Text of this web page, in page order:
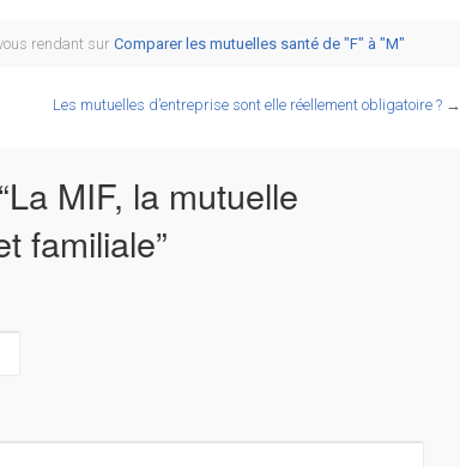
rendant sur Comparer les mutuelles santé de "F" à "M"
Les mutuelles d’entreprise sont elle réellement obligatoire ?→
La MIF, la mutuelle
familiale”